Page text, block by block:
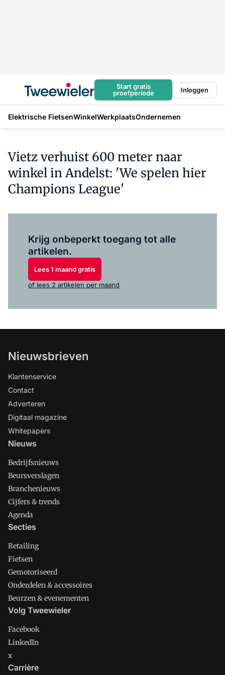
Start gratis
proefperiode
Inloggen
Elektrische FietsenWinkelWerkplaatsOndernemen
Vietz verhuist 600 meter naar
winkel in Andelst: 'We spelen hier
Champions League'
Krijg onbeperkt toegang tot alle
artikelen.
Lees 1 maand gratis
of lees 2 artikelen per maand
Nieuwsbrieven
Klantenservice
Contact
Adverteren
Digitaal magazine
Whitepapers
Nieuws
Bedrijfsnieuws
Beursverslagen
Branchenieuws
Cijfers & trends
Agenda
Secties
Retailing
Fietsen
Gemotoriseerd
Onderdelen & accessoires
Beurzen & evenementen
Volg Tweewieler
Facebook
LinkedIn
x
Carrière